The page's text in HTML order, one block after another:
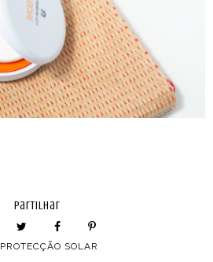
partilhar
PROTECÇÃO SOLAR